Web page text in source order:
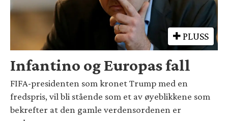
PLUSS
Infantino og Europas fall
FIFA-presidenten som kronet Trump med en
fredspris, vil bli stående som et av øyeblikkene som
bekrefter at den gamle verdensordenen er